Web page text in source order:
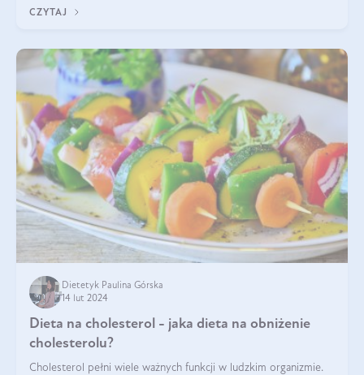
CZYTAJ
Dietetyk Paulina Górska
14 lut 2024
Dieta na cholesterol - jaka dieta na obniżenie
cholesterolu?
Cholesterol pełni wiele ważnych funkcji w ludzkim organizmie.